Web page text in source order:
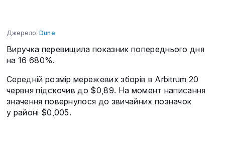
Джерело: Dune.
Виручка перевищила показник попереднього дня
на 16 680%.
Середній розмір мережевих зборів в Arbitrum 20
червня підскочив до $0,89. На момент написання
значення повернулося до звичайних позначок
у районі $0,005.